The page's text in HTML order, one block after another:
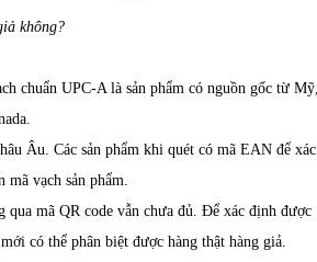
không?
chuẩn UPC-A là sản phẩm có nguồn gốc từ Mỹ,
Âu. Các sản phẩm khi quét có mã EAN để xác
vạch sản phẩm.
qua mã QR code vẫn chưa đủ. Để xác định được
có thể phân biệt được hàng thật hàng giả.